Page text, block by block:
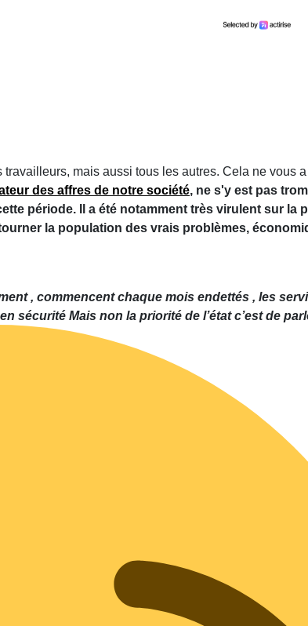
mais aussi tous les autres. Cela ne vous
des affres de notre société, ne s'y est pas
période. Il a été notamment très virulent sur la
la population des vrais problèmes,
, commencent chaque mois endettés , les
sécurité Mais non la priorité de l’état c’est de